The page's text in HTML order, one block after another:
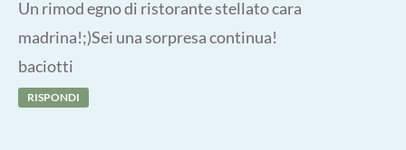
Un rimod egno di ristorante stellato cara
madrina!;)Sei una sorpresa continua!
baciotti
RISPONDI